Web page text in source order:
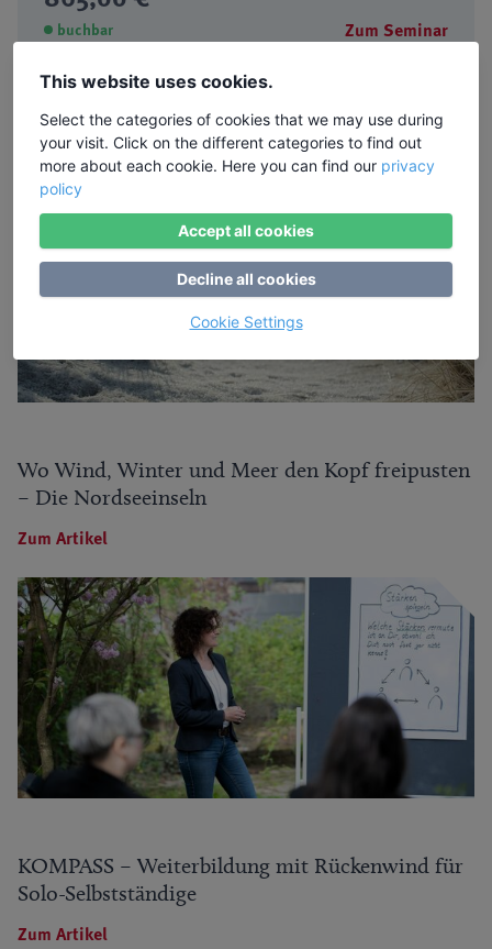
buchbar Zum Seminar
Artikel zum Thema
Wo Wind, Winter und Meer den Kopf freipusten
– Die Nordseeinseln
Zum Artikel
KOMPASS – Weiterbildung mit Rückenwind für
Solo-Selbstständige
Zum Artikel
This website uses cookies.
Select the categories of cookies that we may use during
your visit. Click on the different categories to find out
more about each cookie. Here you can find our privacy
policy
Accept all cookies
Decline all cookies
Cookie Settings